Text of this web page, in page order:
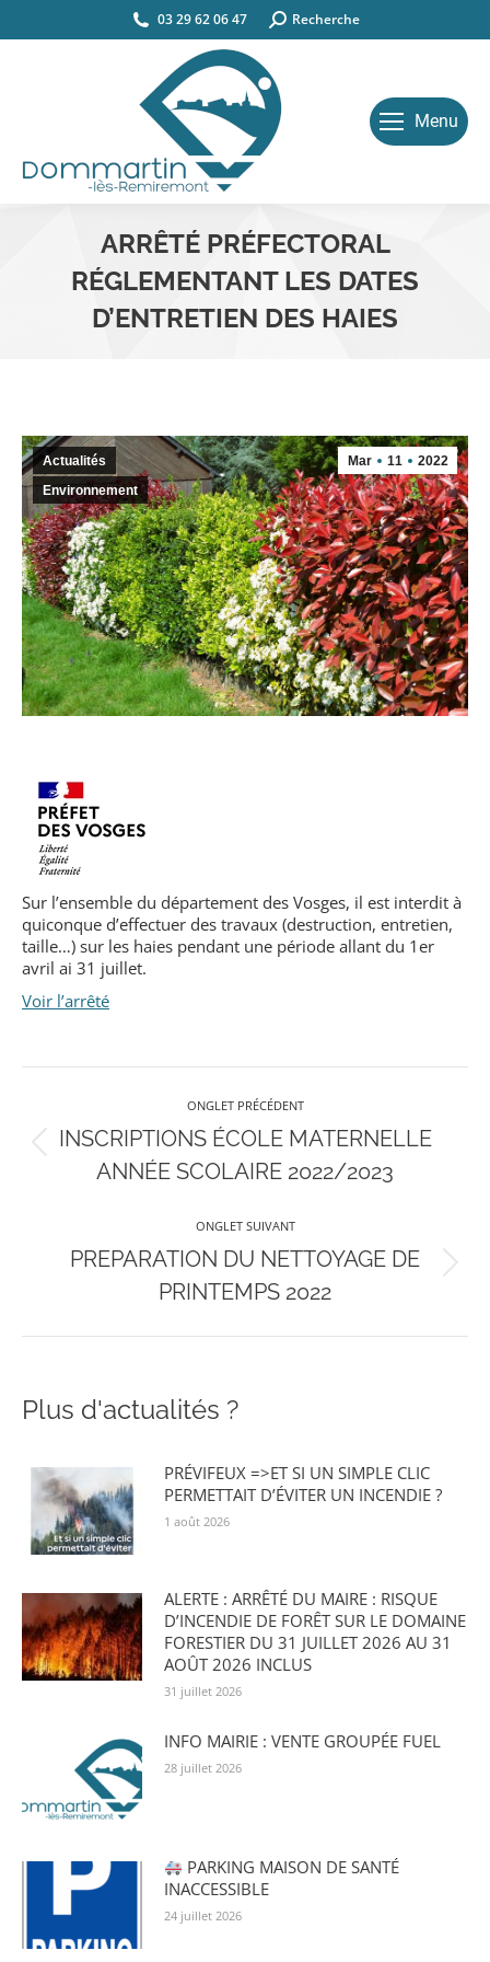
03 29 62 06 47 Search:Recherche
Menu
ARRÊTÉ PRÉFECTORAL
RÉGLEMENTANT LES DATES
D’ENTRETIEN DES HAIES
Mar 11 2022
Actualités
Environnement
Sur l’ensemble du département des Vosges, il est interdit à
quiconque d’effectuer des travaux (destruction, entretien,
taille…) sur les haies pendant une période allant du 1er
avril ai 31 juillet.
Voir l’arrêté
Navigation
de
commentaire
ONGLET PRÉCÉDENT
Onglet
précédent
INSCRIPTIONS ÉCOLE MATERNELLE
ANNÉE SCOLAIRE 2022/2023
ONGLET SUIVANT
Onglet
suivant
PREPARATION DU NETTOYAGE DE
PRINTEMPS 2022
Plus d'actualités ?
PRÉVIFEUX =>ET SI UN SIMPLE CLIC
PERMETTAIT D’ÉVITER UN INCENDIE ?
1 août 2026
ALERTE : ARRÊTÉ DU MAIRE : RISQUE
D’INCENDIE DE FORÊT SUR LE DOMAINE
FORESTIER DU 31 JUILLET 2026 AU 31
AOÛT 2026 INCLUS
31 juillet 2026
INFO MAIRIE : VENTE GROUPÉE FUEL
28 juillet 2026
PARKING MAISON DE SANTÉ
INACCESSIBLE
24 juillet 2026